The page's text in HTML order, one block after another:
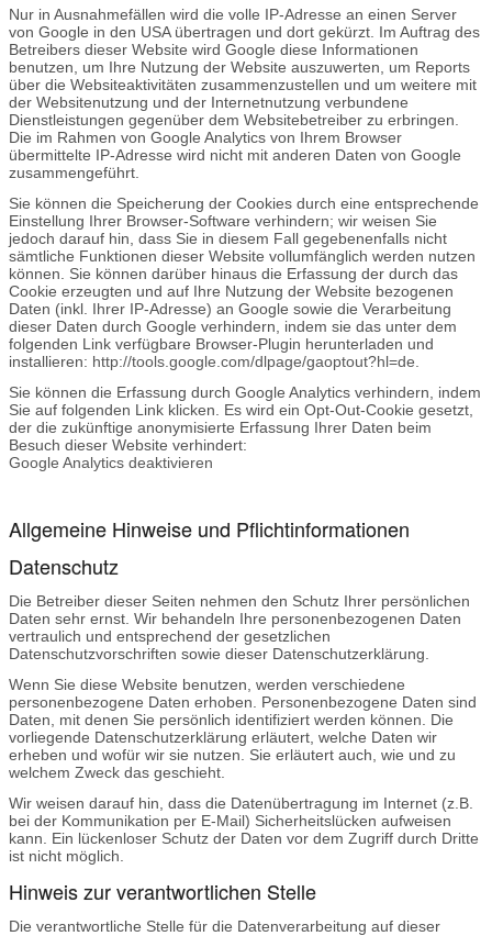
Nur in Ausnahmefällen wird die volle IP-Adresse an einen Server
von Google in den USA übertragen und dort gekürzt. Im Auftrag des
Betreibers dieser Website wird Google diese Informationen
benutzen, um Ihre Nutzung der Website auszuwerten, um Reports
über die Websiteaktivitäten zusammenzustellen und um weitere mit
der Websitenutzung und der Internetnutzung verbundene
Dienstleistungen gegenüber dem Websitebetreiber zu erbringen.
Die im Rahmen von Google Analytics von Ihrem Browser
übermittelte IP-Adresse wird nicht mit anderen Daten von Google
zusammengeführt.
Sie können die Speicherung der Cookies durch eine entsprechende
Einstellung Ihrer Browser-Software verhindern; wir weisen Sie
jedoch darauf hin, dass Sie in diesem Fall gegebenenfalls nicht
sämtliche Funktionen dieser Website vollumfänglich werden nutzen
können. Sie können darüber hinaus die Erfassung der durch das
Cookie erzeugten und auf Ihre Nutzung der Website bezogenen
Daten (inkl. Ihrer IP-Adresse) an Google sowie die Verarbeitung
dieser Daten durch Google verhindern, indem sie das unter dem
folgenden Link verfügbare Browser-Plugin herunterladen und
installieren: http://tools.google.com/dlpage/gaoptout?hl=de.
Sie können die Erfassung durch Google Analytics verhindern, indem
Sie auf folgenden Link klicken. Es wird ein Opt-Out-Cookie gesetzt,
der die zukünftige anonymisierte Erfassung Ihrer Daten beim
Besuch dieser Website verhindert:
Google Analytics deaktivieren
Allgemeine Hinweise und Pflichtinformationen
Datenschutz
Die Betreiber dieser Seiten nehmen den Schutz Ihrer persönlichen
Daten sehr ernst. Wir behandeln Ihre personenbezogenen Daten
vertraulich und entsprechend der gesetzlichen
Datenschutzvorschriften sowie dieser Datenschutzerklärung.
Wenn Sie diese Website benutzen, werden verschiedene
personenbezogene Daten erhoben. Personenbezogene Daten sind
Daten, mit denen Sie persönlich identifiziert werden können. Die
vorliegende Datenschutzerklärung erläutert, welche Daten wir
erheben und wofür wir sie nutzen. Sie erläutert auch, wie und zu
welchem Zweck das geschieht.
Wir weisen darauf hin, dass die Datenübertragung im Internet (z.B.
bei der Kommunikation per E-Mail) Sicherheitslücken aufweisen
kann. Ein lückenloser Schutz der Daten vor dem Zugriff durch Dritte
ist nicht möglich.
Hinweis zur verantwortlichen Stelle
Die verantwortliche Stelle für die Datenverarbeitung auf dieser